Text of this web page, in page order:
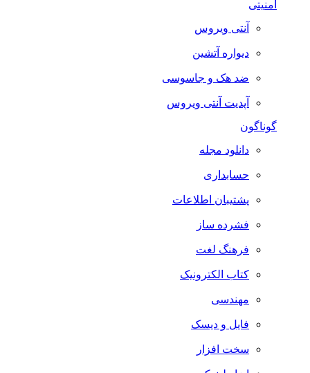
آنتی ویروس
دیواره آتشین
ضد هک و جاسوسی
آپدیت آنتی ویروس
گوناگون
دانلود مجله
حسابداری
پشتیبان اطلاعات
فشرده ساز
فرهنگ لغت
کتاب الکترونیک
مهندسی
فایل و دیسک
سخت افزار